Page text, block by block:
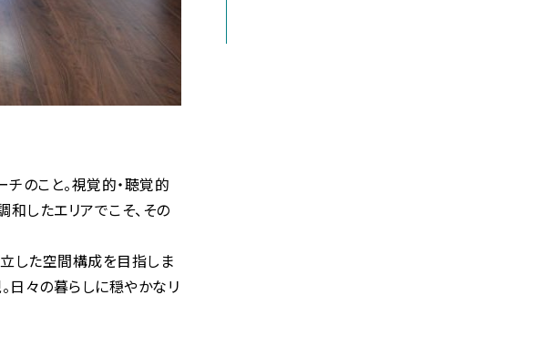
のこと。視覚的・聴覚的
したエリアでこそ、その
した空間構成を目指しま
日々の暮らしに穏やかなリ